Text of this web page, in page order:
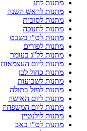
מתנות לחג
מתנות לראש השנה
מתנות לסוכות
מתנות לחנוכה
מתנות לט"ו בשבט
מתנות לפורים
מתנות לל"ג בעומר
מתנות ליום העצמאות
מתנות כחול לבן
מתנות לשבועות
מתנות למזל בתולה
מתנות ליום האישה
מתנות ליום המשפחה
מתנות לולנטיין
מתנות לט"ו באב